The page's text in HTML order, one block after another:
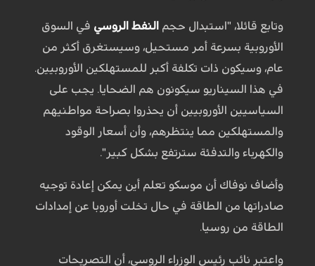
وتابع قائلا، "استبدال حجم النفط الروسي في السوق
الأوروبية بسرعة أمر مستحيل، وسيستغرق أكثر من
عام، وسيكون ذات تكلفة أكبر للمستهلكين الأوروبيين.
في هذا السيناريو سيكونون هم الضحايا. يجب على
السياسيين الأوروبيين أن يحذروا بصراحة مواطنيهم
والمستهلكين مما ينتظرهم، وأن أسعار الوقود
والكهرباء والتدفئة سترتفع بشكل كبير".
وأضاف نوفاك أن موسكو تعلم أين يمكن إعادة توجيه
صادراتها من الطاقة في حال تخلت أوروبا عن إمدادات
الطاقة من روسيا.
واعتبر نائب رئيس الوزراء الروسي، أن التصريحات